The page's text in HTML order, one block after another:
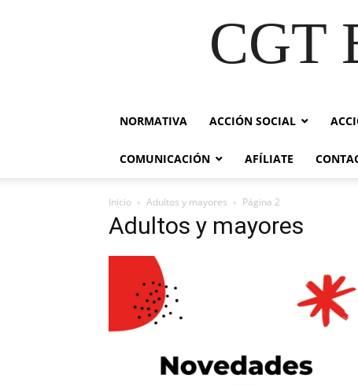
CGT
NORMATIVA ACCIÓN SOCIAL
COMUNICACIÓN AFÍLIATE
Inicio Adultos y mayores Página 2
Adultos y mayores